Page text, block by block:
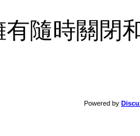
隨時關閉
Powered by